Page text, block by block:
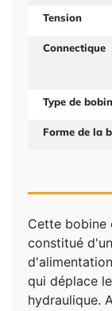
Tension
Connectique
Type de
Forme de la
Cette bobine
constitué
qui déplace
hydraulique.